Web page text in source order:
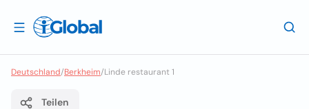
Deutschland/Berkheim/Linde restaurant 1
Teilen